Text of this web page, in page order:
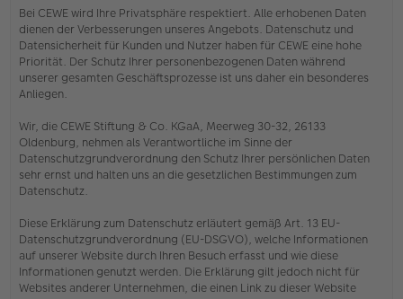
Bei CEWE wird Ihre Privatsphäre respektiert. Alle erhobenen Daten
dienen der Verbesserungen unseres Angebots. Datenschutz und
Datensicherheit für Kunden und Nutzer haben für CEWE eine hohe
Priorität. Der Schutz Ihrer personenbezogenen Daten während
unserer gesamten Geschäftsprozesse ist uns daher ein besonderes
Anliegen.
Wir, die CEWE Stiftung & Co. KGaA, Meerweg 30-32, 26133
Oldenburg, nehmen als Verantwortliche im Sinne der
Datenschutzgrundverordnung den Schutz Ihrer persönlichen Daten
sehr ernst und halten uns an die gesetzlichen Bestimmungen zum
Datenschutz.
Diese Erklärung zum Datenschutz erläutert gemäß Art. 13 EU-
Datenschutzgrundverordnung (EU-DSGVO), welche Informationen
auf unserer Website durch Ihren Besuch erfasst und wie diese
Informationen genutzt werden. Die Erklärung gilt jedoch nicht für
Websites anderer Unternehmen, die einen Link zu dieser Website